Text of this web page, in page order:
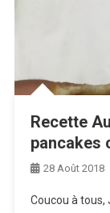
Recette
pancakes
28 Août 2018
Coucou à tous,